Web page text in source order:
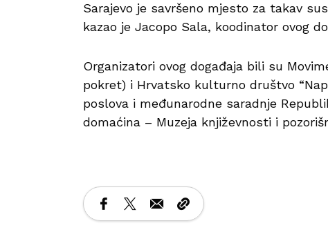
Sarajevo je savršeno mjesto za takav
kazao je Jacopo Sala, koodinator ovog
Organizatori ovog događaja bili su
pokret) i Hrvatsko kulturno društvo
poslova i međunarodne saradnje
domaćina – Muzeja književnosti i